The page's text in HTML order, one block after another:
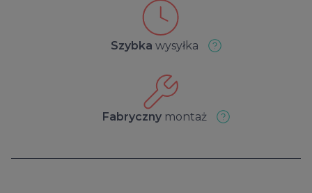
Szybka wysyłka
Fabryczny montaż